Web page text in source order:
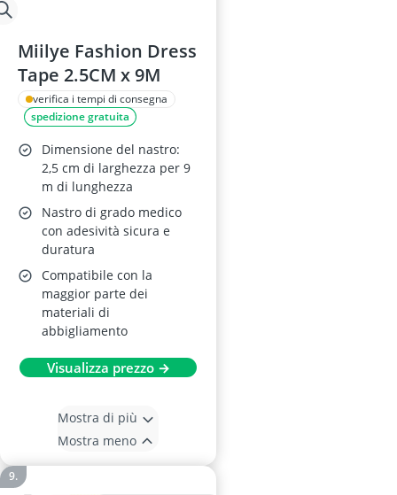
Miilye Fashion Dress
Tape 2.5CM x 9M
verifica i tempi di consegna
spedizione gratuita
Dimensione del nastro:
2,5 cm di larghezza per 9
m di lunghezza
Nastro di grado medico
con adesività sicura e
duratura
Compatibile con la
maggior parte dei
materiali di
abbigliamento
Visualizza prezzo →
Mostra di più
Mostra meno